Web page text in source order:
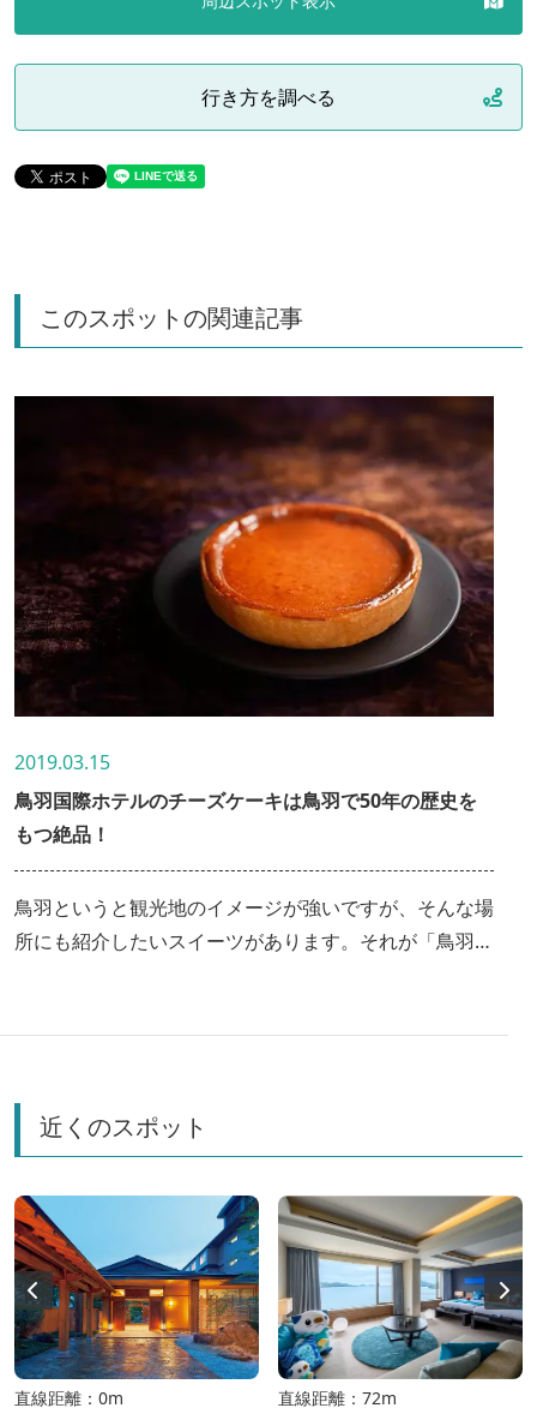
行き方を調べる
このスポットの関連記事
2019.03.15
鳥羽国際ホテルのチーズケーキは鳥羽で50年の歴史を
もつ絶品！
鳥羽というと観光地のイメージが強いですが、そんな場
所にも紹介したいスイーツがあります。それが「鳥羽国
す。
近くのスポット
直線距離：0m 直線距離：72m